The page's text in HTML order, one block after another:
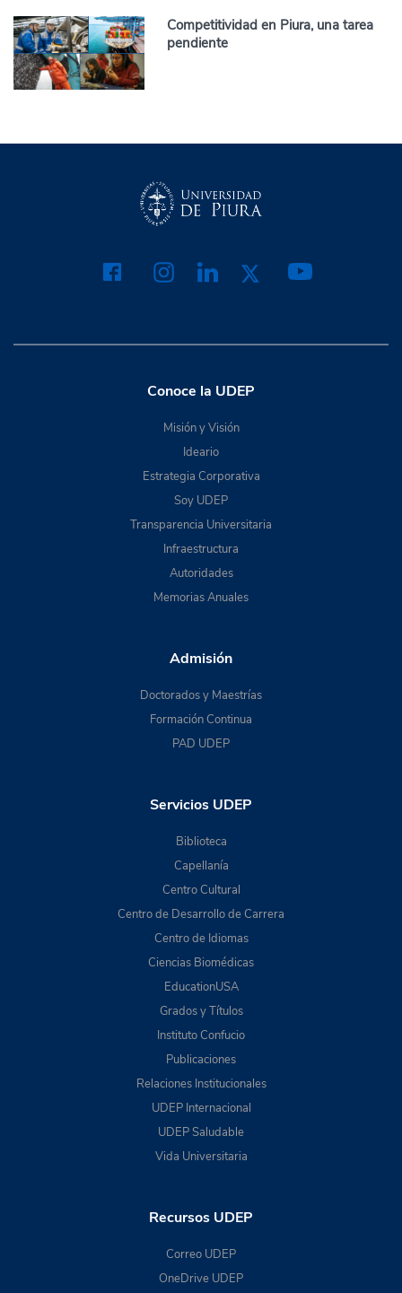
Competitividad en Piura, una tarea
pendiente
Conoce la UDEP
Misión y Visión
Ideario
Estrategia Corporativa
Soy UDEP
Transparencia Universitaria
Infraestructura
Autoridades
Memorias Anuales
Admisión
Doctorados y Maestrías
Formación Continua
PAD UDEP
Servicios UDEP
Biblioteca
Capellanía
Centro Cultural
Centro de Desarrollo de Carrera
Centro de Idiomas
Ciencias Biomédicas
EducationUSA
Grados y Títulos
Instituto Confucio
Publicaciones
Relaciones Institucionales
UDEP Internacional
UDEP Saludable
Vida Universitaria
Recursos UDEP
Correo UDEP
OneDrive UDEP